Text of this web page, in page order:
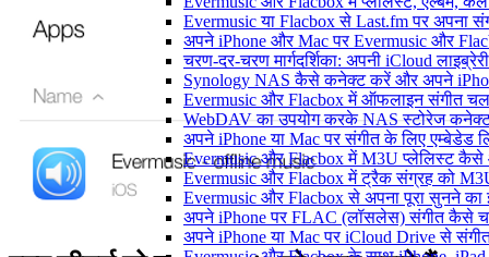
Evermusic या Flacbox से Last.fm पर अपना
अपने iPhone और Mac पर Evermusic और
चरण-दर-चरण मार्गदर्शिका: अपनी iCloud
Synology NAS कैसे कनेक्ट करें और अपने
Evermusic और Flacbox में ऑफलाइन संगीत
WebDAV का उपयोग करके NAS स्टोरेज
अपने iPhone या Mac पर संगीत के लिए एम्बेडेड
Evermusic और Flacbox में M3U प्लेलिस्ट
Evermusic और Flacbox में ट्रैक संग्रह को
Evermusic और Flacbox से अपना पूरा सुनने का
अपने iPhone पर FLAC (लॉसलेस) संगीत कैसे
अपने iPhone या Mac पर iCloud Drive से